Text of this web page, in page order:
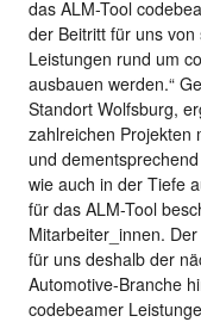
das ALM-Tool
der Beitritt für uns
Leistungen rund um
ausbauen werden.“
Standort Wolfsburg,
zahlreichen Projekten
und
wie auch in der Tiefe
für das ALM-Tool
Mitarbeiter_innen.
für uns deshalb der
Automotive-Branche
codebeamer